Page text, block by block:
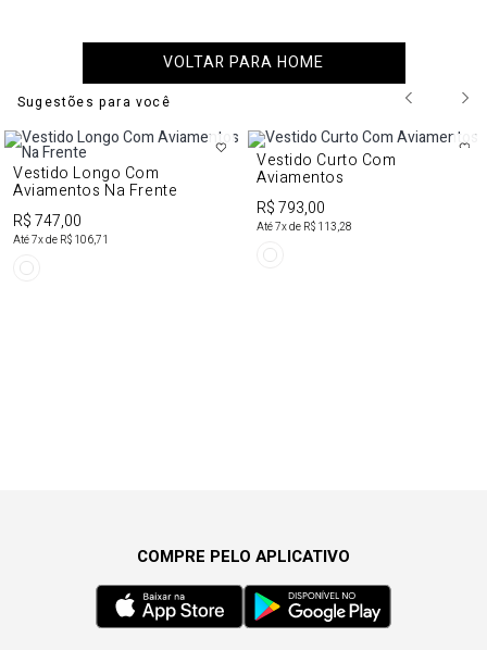
VOLTAR PARA HOME
Sugestões para você
Vestido Longo Com
Aviamentos Na Frente
R$ 747,00
Até7x de R$ 106,71
Vestido Curto Com
Aviamentos
R$ 793,00
Até7x de R$ 113,28
COMPRE PELO APLICATIVO